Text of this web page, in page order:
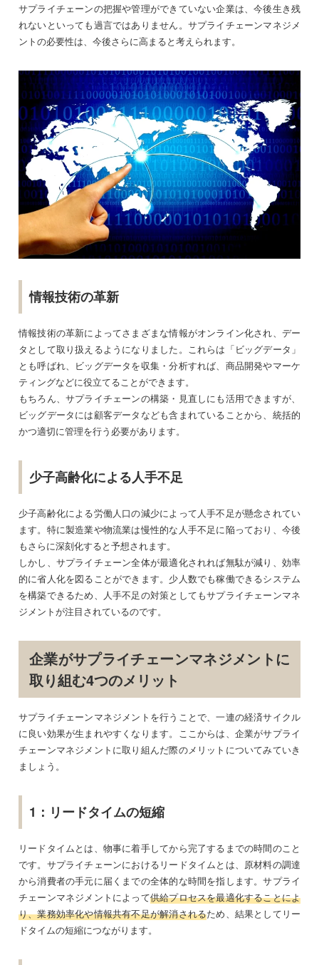
サプライチェーンの把握や管理ができていない企業は、今後生き残
れないといっても過言ではありません。サプライチェーンマネジメ
ントの必要性は、今後さらに高まると考えられます。
情報技術の革新
情報技術の革新によってさまざまな情報がオンライン化され、デー
タとして取り扱えるようになりました。これらは「ビッグデータ」
とも呼ばれ、ビッグデータを収集・分析すれば、商品開発やマーケ
ティングなどに役立てることができます。
もちろん、サプライチェーンの構築・見直しにも活用できますが、
ビッグデータには顧客データなども含まれていることから、統括的
かつ適切に管理を行う必要があります。
少子高齢化による人手不足
少子高齢化による労働人口の減少によって人手不足が懸念されてい
ます。特に製造業や物流業は慢性的な人手不足に陥っており、今後
もさらに深刻化すると予想されます。
しかし、サプライチェーン全体が最適化されれば無駄が減り、効率
的に省人化を図ることができます。少人数でも稼働できるシステム
を構築できるため、人手不足の対策としてもサプライチェーンマネ
ジメントが注目されているのです。
企業がサプライチェーンマネジメントに
取り組む4つのメリット
サプライチェーンマネジメントを行うことで、一連の経済サイクル
に良い効果が生まれやすくなります。ここからは、企業がサプライ
チェーンマネジメントに取り組んだ際のメリットについてみていき
ましょう。
1：リードタイムの短縮
リードタイムとは、物事に着手してから完了するまでの時間のこと
です。サプライチェーンにおけるリードタイムとは、原材料の調達
から消費者の手元に届くまでの全体的な時間を指します。サプライ
チェーンマネジメントによって供給プロセスを最適化することによ
り、業務効率化や情報共有不足が解消されるため、結果としてリー
ドタイムの短縮につながります。